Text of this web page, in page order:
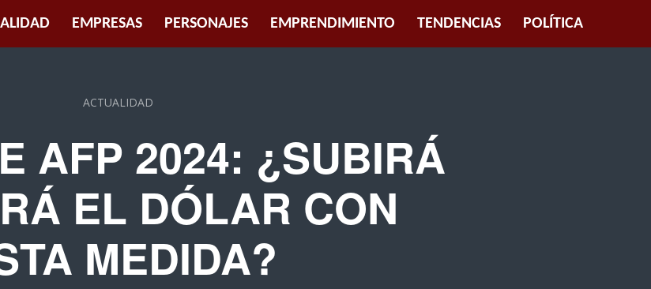
EMPRESAS PERSONAJES EMPRENDIMIENTO TENDENCIAS POLÍTICA
ACTUALIDAD
AFP 2024: ¿SUBIRÁ
EL DÓLAR CON
MEDIDA?